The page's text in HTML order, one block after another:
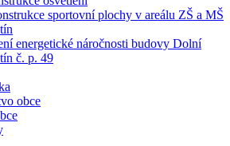
sportovní plochy v areálu ZŠ a MŠ
energetické náročnosti budovy Dolní
č. p. 49
obce